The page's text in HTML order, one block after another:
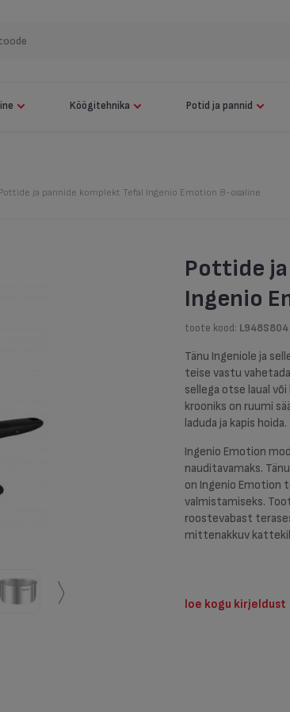
Elektrigrill Tefal OptiGrill Elite XL
Köögitehnika Potid ja pannid
ja pannide komplekt Tefal Ingenio Emotion 8-osaline
〱
Pottide
Ingenio
toote kood: L948S804
Tänu Ingeniole ja
teise vastu
sellega otse laual
krooniks on ruumi
laduda ja kapis hoida.
Ingenio Emotion
nauditavamaks.
on Ingenio Emotion
valmistamiseks.
roostevabast
mittenakkuv
loe kogu kirjeldust